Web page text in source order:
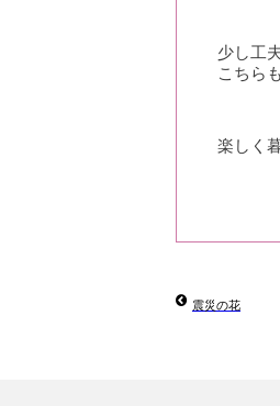
少し工
こちら
楽しく
震災の花